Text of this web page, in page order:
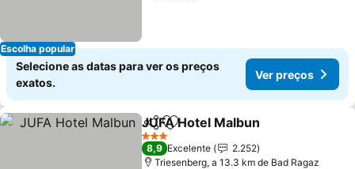
Escolha popular
Selecione as datas para ver os preços
exatos.
Ver preços
PartilharAdicionar aos favoritos
JUFA Hotel Malbun
3 Estrelas
8,9 Excelente
2.252
Triesenberg, a 13.3 km de Bad Ragaz